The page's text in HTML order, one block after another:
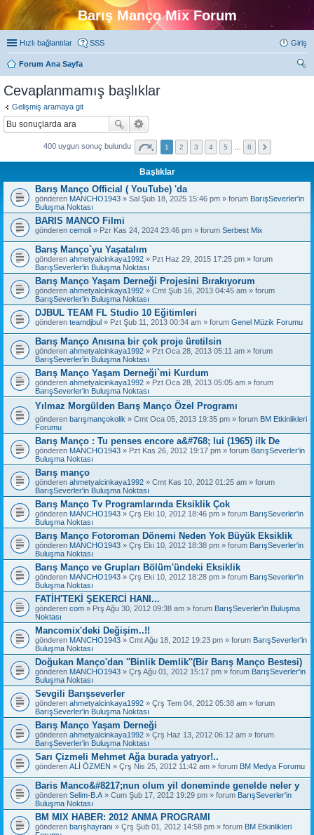
Barış Manço Mix Forum
Hızlı bağlantılar SSS Giriş
Forum Ana Sayfa
Cevaplanmamış başlıklar
Gelişmiş aramaya git
400 uygun sonuç bulundu 1 2 3 4 5 8
Başlıklar
Barış Manço Official ( YouTube) 'da
gönderen MANCHO1943 » Sal Şub 18, 2025 15:46 pm » forum BarışSeverler'in
Buluşma Noktası
BARIS MANCO Filmi
gönderen cemoli » Pzr Kas 24, 2024 23:46 pm » forum Serbest Mix
Barış Manço`yu Yaşatalım
gönderen ahmetyalcinkaya1992 » Pzt Haz 29, 2015 17:25 pm » forum
BarışSeverler'in Buluşma Noktası
Barış Manço Yaşam Derneği Projesini Bırakıyorum
gönderen ahmetyalcinkaya1992 » Cmt Şub 16, 2013 04:45 am » forum
BarışSeverler'in Buluşma Noktası
DJBUL TEAM FL Studio 10 Eğitimleri
gönderen teamdjbul » Pzt Şub 11, 2013 00:34 am » forum Genel Müzik Forumu
Barış Manço Anısına bir çok proje üretilsin
gönderen ahmetyalcinkaya1992 » Pzt Oca 28, 2013 05:11 am » forum
BarışSeverler'in Buluşma Noktası
Barış Manço Yaşam Derneği`mi Kurdum
gönderen ahmetyalcinkaya1992 » Pzt Oca 28, 2013 05:05 am » forum
BarışSeverler'in Buluşma Noktası
Yılmaz Morgülden Barış Manço Özel Programı
gönderen barışmançokolik » Cmt Oca 05, 2013 19:35 pm » forum BM Etkinlikleri
Forumu
Barış Manço : Tu penses encore a&#768; lui (1965) ilk De
gönderen MANCHO1943 » Pzt Kas 26, 2012 19:17 pm » forum BarışSeverler'in
Buluşma Noktası
Barış manço
gönderen ahmetyalcinkaya1992 » Cmt Kas 10, 2012 01:25 am » forum
BarışSeverler'in Buluşma Noktası
Barış Manço Tv Programlarında Eksiklik Çok
gönderen MANCHO1943 » Çrş Eki 10, 2012 18:46 pm » forum BarışSeverler'in
Buluşma Noktası
Barış Manço Fotoroman Dönemi Neden Yok Büyük Eksiklik
gönderen MANCHO1943 » Çrş Eki 10, 2012 18:38 pm » forum BarışSeverler'in
Buluşma Noktası
Barış Manço ve Grupları Bölüm'ündeki Eksiklik
gönderen MANCHO1943 » Çrş Eki 10, 2012 18:28 pm » forum BarışSeverler'in
Buluşma Noktası
FATİH'TEKİ ŞEKERCİ HANI...
gönderen com » Prş Ağu 30, 2012 09:38 am » forum BarışSeverler'in Buluşma
Noktası
Mancomix'deki Değişim..!!
gönderen MANCHO1943 » Cmt Ağu 18, 2012 19:23 pm » forum BarışSeverler'in
Buluşma Noktası
Doğukan Manço'dan ''Binlik Demlik''(Bir Barış Manço Bestesi)
gönderen MANCHO1943 » Çrş Ağu 01, 2012 15:17 pm » forum BarışSeverler'in
Buluşma Noktası
Sevgili Barışseverler
gönderen ahmetyalcinkaya1992 » Çrş Tem 04, 2012 05:38 am » forum
BarışSeverler'in Buluşma Noktası
Barış Manço Yaşam Derneği
gönderen ahmetyalcinkaya1992 » Çrş Haz 13, 2012 06:12 am » forum
BarışSeverler'in Buluşma Noktası
Sarı Çizmeli Mehmet Ağa burada yatıyor!..
gönderen ALİ ÖZMEN » Çrş Nis 25, 2012 11:42 am » forum BM Medya Forumu
Baris Manco&#8217;nun olum yil doneminde genelde neler y
gönderen Selim-B.A » Cum Şub 17, 2012 19:29 pm » forum BarışSeverler'in
Buluşma Noktası
BM MIX HABER: 2012 ANMA PROGRAMI
gönderen barışhayranı » Çrş Şub 01, 2012 14:58 pm » forum BM Etkinlikleri